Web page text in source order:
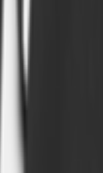
am Main,